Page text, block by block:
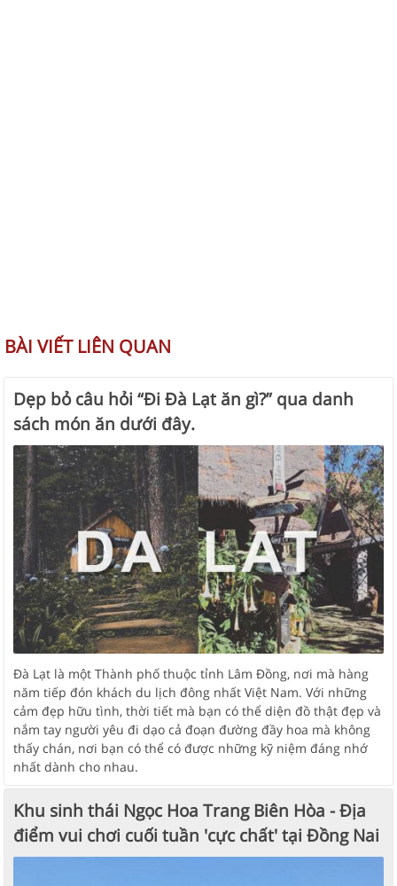
BÀI VIẾT LIÊN QUAN
Dẹp bỏ câu hỏi “Đi Đà Lạt ăn gì?” qua danh
sách món ăn dưới đây.
Đà Lạt là một Thành phố thuộc tỉnh Lâm Đồng, nơi mà hàng
năm tiếp đón khách du lịch đông nhất Việt Nam. Với những
cảm đẹp hữu tình, thời tiết mà bạn có thể diện đồ thật đẹp và
nắm tay người yêu đi dạo cả đoạn đường đầy hoa mà không
thấy chán, nơi bạn có thể có được những kỹ niệm đáng nhớ
nhất dành cho nhau.
Khu sinh thái Ngọc Hoa Trang Biên Hòa - Địa
điểm vui chơi cuối tuần 'cực chất' tại Đồng Nai